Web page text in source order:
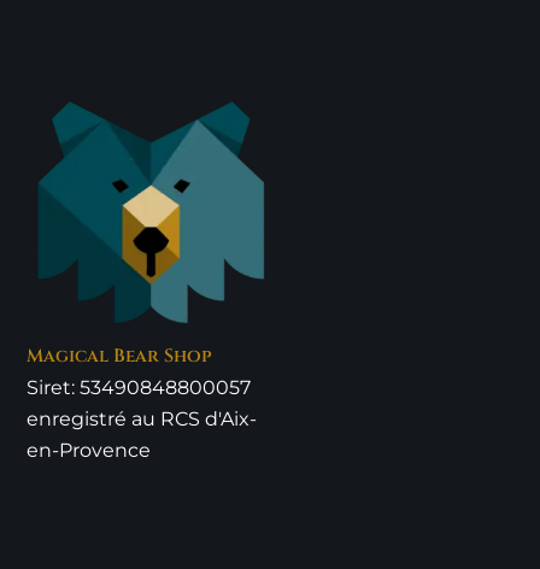
Magical Bear Shop
Siret: 53490848800057
enregistré au RCS d'Aix-
en-Provence